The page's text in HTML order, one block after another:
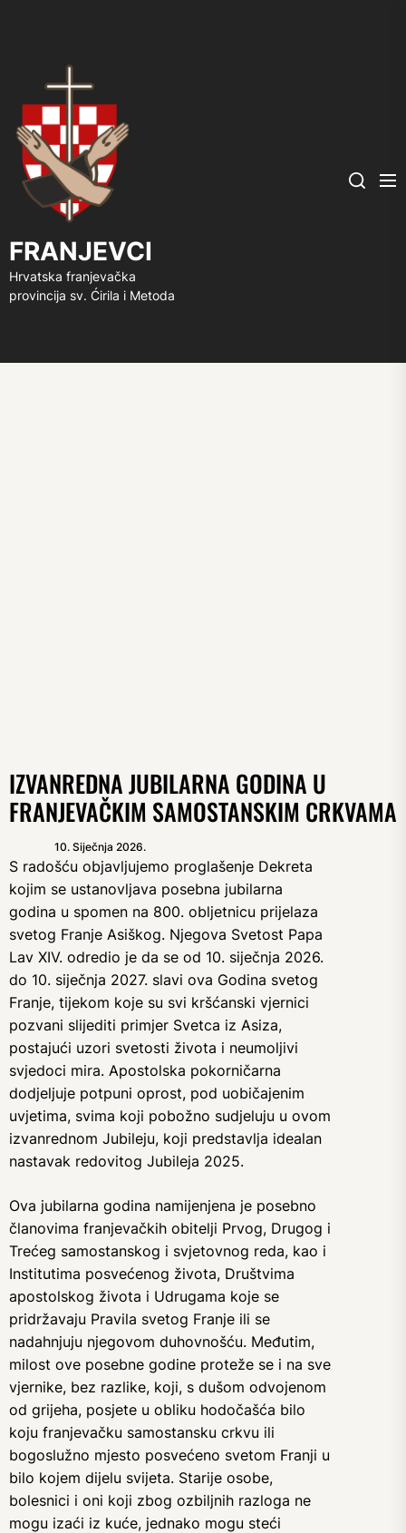
FRANJEVCI
Hrvatska franjevačka
provincija sv. Ćirila i Metoda
Search
IZVANREDNA JUBILARNA GODINA U
FRANJEVAČKIM SAMOSTANSKIM CRKVAMA
10. Siječnja 2026.
S radošću objavljujemo proglašenje Dekreta
kojim se ustanovljava posebna jubilarna
godina u spomen na 800. obljetnicu prijelaza
svetog Franje Asiškog. Njegova Svetost Papa
Lav XIV. odredio je da se od 10. siječnja 2026.
do 10. siječnja 2027. slavi ova Godina svetog
Franje, tijekom koje su svi kršćanski vjernici
pozvani slijediti primjer Svetca iz Asiza,
postajući uzori svetosti života i neumoljivi
svjedoci mira. Apostolska pokorničarna
dodjeljuje potpuni oprost, pod uobičajenim
uvjetima, svima koji pobožno sudjeluju u ovom
izvanrednom Jubileju, koji predstavlja idealan
nastavak redovitog Jubileja 2025.
Ova jubilarna godina namijenjena je posebno
članovima franjevačkih obitelji Prvog, Drugog i
Trećeg samostanskog i svjetovnog reda, kao i
Institutima posvećenog života, Društvima
apostolskog života i Udrugama koje se
pridržavaju Pravila svetog Franje ili se
nadahnjuju njegovom duhovnošću. Međutim,
milost ove posebne godine proteže se i na sve
vjernike, bez razlike, koji, s dušom odvojenom
od grijeha, posjete u obliku hodočašća bilo
koju franjevačku samostansku crkvu ili
bogoslužno mjesto posvećeno svetom Franji u
bilo kojem dijelu svijeta. Starije osobe,
bolesnici i oni koji zbog ozbiljnih razloga ne
mogu izaći iz kuće, jednako mogu steći